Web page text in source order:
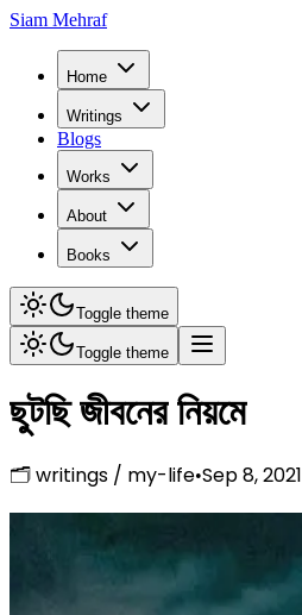
Siam Mehraf
Home
Writings
Blogs
Works
About
Books
Toggle theme
Toggle theme
ছুটছি জীবনের নিয়মে
🗂writings / my-life•Sep 8, 2021